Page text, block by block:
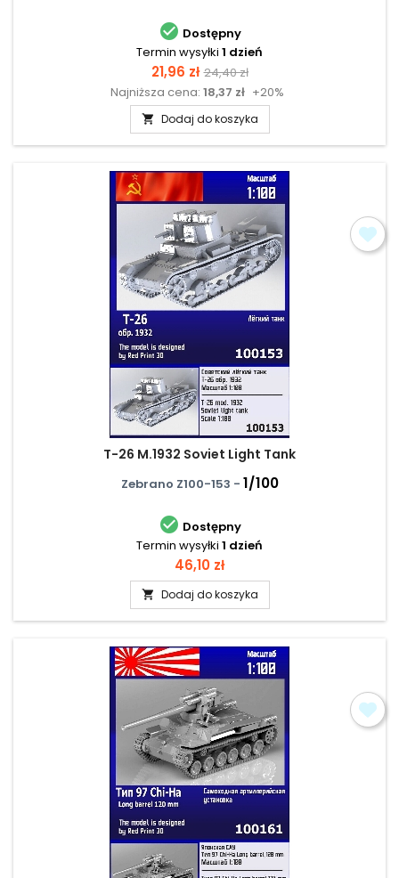
 Dostępny
Termin wysyłki 1 dzień
Cena
21,96 zł Cena
podstawowa
24,40 zł
Najniższa cena: 18,37 zł +20%
 Dodaj do koszyka
T-26 M.1932 Soviet Light Tank
Zebrano Z100-153 - 1/100
 Dostępny
Termin wysyłki 1 dzień
Cena
46,10 zł
 Dodaj do koszyka